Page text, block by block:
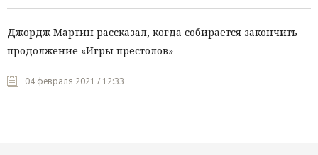
Джордж Мартин рассказал, когда собирается закончить
продолжение «Игры престолов»
04 февраля 2021 / 12:33